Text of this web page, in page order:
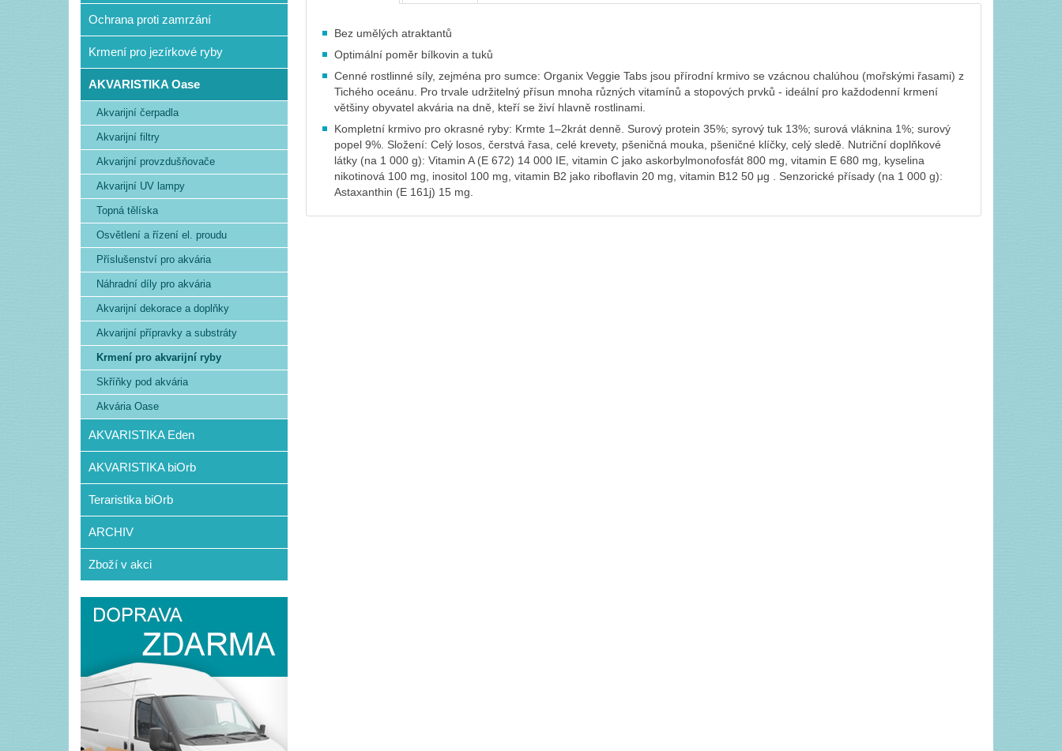
Bez umělých atraktantů
Optimální poměr bílkovin a tuků
Cenné rostlinné síly, zejména pro sumce: Organix Veggie Tabs jsou přírodní krmivo se vzácnou chalúhou (mořskými řasami) z
Tichého oceánu. Pro trvale udržitelný přísun mnoha různých vitamínů a stopových prvků - ideální pro každodenní krmení
většiny obyvatel akvária na dně, kteří se živí hlavně rostlinami.
Kompletní krmivo pro okrasné ryby: Krmte 1–2krát denně. Surový protein 35%; syrový tuk 13%; surová vláknina 1%; surový
popel 9%. Složení: Celý losos, čerstvá řasa, celé krevety, pšeničná mouka, pšeničné klíčky, celý sledě. Nutriční doplňkové
látky (na 1 000 g): Vitamin A (E 672) 14 000 IE, vitamin C jako askorbylmonofosfát 800 mg, vitamin E 680 mg, kyselina
nikotinová 100 mg, inositol 100 mg, vitamin B2 jako riboflavin 20 mg, vitamin B12 50 μg . Senzorické přísady (na 1 000 g):
Astaxanthin (E 161j) 15 mg.
Ochrana proti zamrzání
Krmení pro jezírkové ryby
AKVARISTIKA Oase
Akvarijní čerpadla
Akvarijní filtry
Akvarijní provzdušňovače
Akvarijní UV lampy
Topná tělíska
Osvětlení a řízení el. proudu
Příslušenství pro akvária
Náhradní díly pro akvária
Akvarijní dekorace a doplňky
Akvarijní přípravky a substráty
Krmení pro akvarijní ryby
Skříňky pod akvária
Akvária Oase
AKVARISTIKA Eden
AKVARISTIKA biOrb
Teraristika biOrb
ARCHIV
Zboží v akci